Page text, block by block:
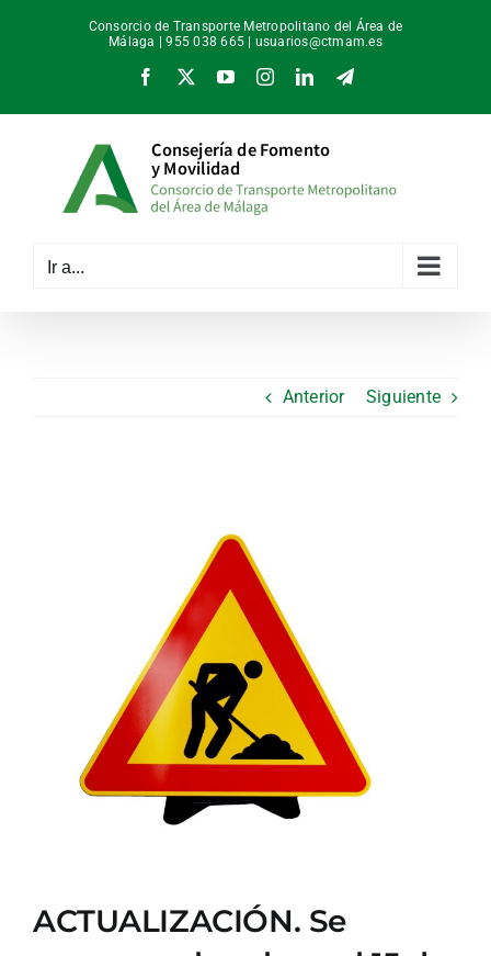
Consorcio de Transporte Metropolitano del Área de
Málaga | 955 038 665 | usuarios@ctmam.es
Facebook
X YouTubeInstagramLinkedInTelegram
Ir a...
Anterior Siguiente
ACTUALIZACIÓN. Se